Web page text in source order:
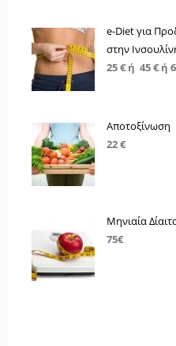
e-Diet για
στην
25 € ή 45 € ή
Αποτοξίνωση
22 €
Μηνιαία
75€